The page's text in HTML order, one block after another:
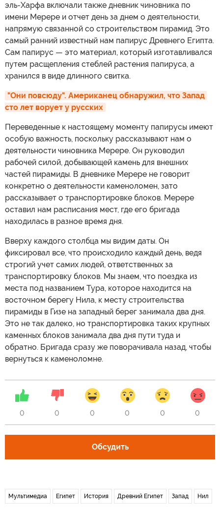
эль-Харфа включали также дневник чиновника по
имени Мерере и отчет день за днем о деятельности,
напрямую связанной со строительством пирамид. Это
самый ранний известный нам папирус Древнего Египта.
Сам папирус — это материал, который изготавливался
путем расщепления стеблей растения папируса, а
хранился в виде длинного свитка.
"Они повсюду". Американец обнаружил, что Запад
сто лет ворует у русских
Переведенные к настоящему моменту папирусы имеют
особую важность, поскольку рассказывают нам о
деятельности чиновника Мерере. Он руководил
рабочей силой, добывающей камень для внешних
частей пирамиды. В дневнике Мерере не говорит
конкретно о деятельности каменоломен, зато
рассказывает о транспортировке блоков. Мерере
оставил нам расписания мест, где его бригада
находилась в разное время дня.
Вверху каждого столбца мы видим даты. Он
фиксировал все, что происходило каждый день, ведя
строгий учет самих людей, ответственных за
транспортировку блоков. Мы знаем, что поездка из
места под названием Тура, которое находится на
восточном берегу Нила, к месту строительства
пирамиды в Гизе на западный берег занимала два дня.
Это не так далеко, но транспортировка таких крупных
каменных блоков занимала два дня пути туда и
обратно. Бригада сразу же поворачивала назад, чтобы
вернуться к каменоломне.
0 0 0 0 0 0
Обсудить
Мультимедиа Египет История Древний Египет Запад Нил